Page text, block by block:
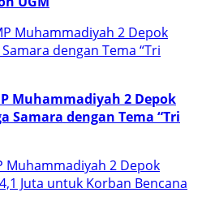
Muhammadiyah 2 Depok
Samara dengan Tema “Tri